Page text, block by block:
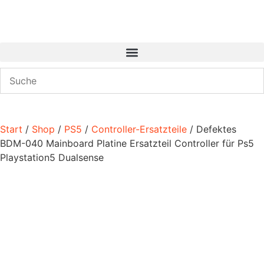
Start / Shop / PS5 / Controller-Ersatzteile / Defektes
BDM-040 Mainboard Platine Ersatzteil Controller für Ps5
Playstation5 Dualsense